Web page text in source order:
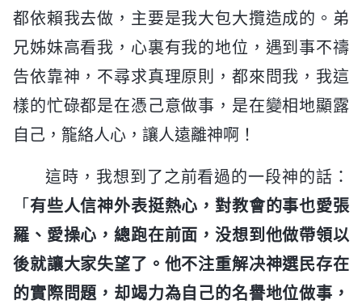
都依賴我去做，主要是我大包大攬造成的。弟
兄姊妹高看我，心裏有我的地位，遇到事不禱
告依靠神，不尋求真理原則，都來問我，我這
樣的忙碌都是在憑己意做事，是在變相地顯露
自己，籠絡人心，讓人遠離神啊！
這時，我想到了之前看過的一段神的話：
「 有些人信神外表挺熱心，對教會的事也愛張
羅、愛操心，總跑在前面，没想到他做帶領以
後就讓大家失望了。他不注重解决神選民存在
的實際問題，却竭力為自己的名譽地位做事，